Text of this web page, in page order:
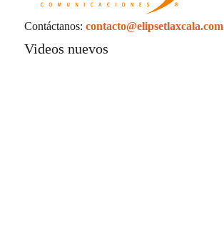
Contáctanos: contacto@elipsetlaxcala.com
Videos nuevos